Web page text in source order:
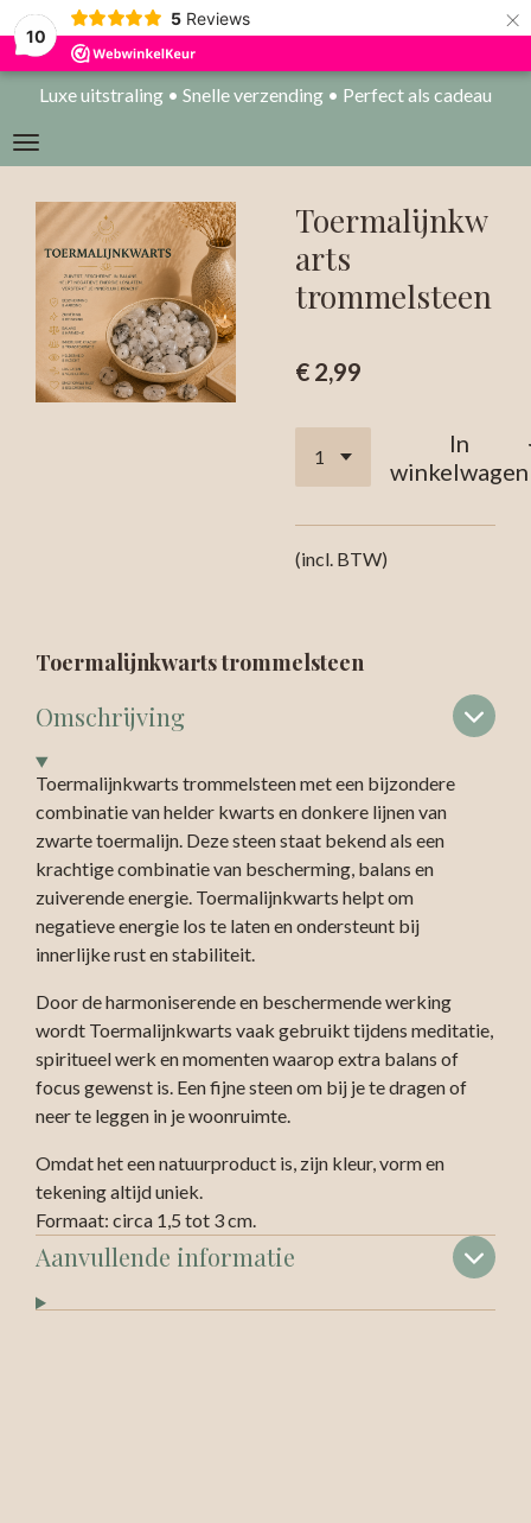
10
5 Reviews ×
Luxe uitstraling • Snelle verzending • Perfect als cadeau
Toermalijnkw
arts
trommelsteen
€ 2,99
In
winkelwagen
(incl. BTW)
Toermalijnkwarts trommelsteen
Omschrijving
Toermalijnkwarts trommelsteen met een bijzondere
combinatie van helder kwarts en donkere lijnen van
zwarte toermalijn. Deze steen staat bekend als een
krachtige combinatie van bescherming, balans en
zuiverende energie. Toermalijnkwarts helpt om
negatieve energie los te laten en ondersteunt bij
innerlijke rust en stabiliteit.
Door de harmoniserende en beschermende werking
wordt Toermalijnkwarts vaak gebruikt tijdens meditatie,
spiritueel werk en momenten waarop extra balans of
focus gewenst is. Een fijne steen om bij je te dragen of
neer te leggen in je woonruimte.
Omdat het een natuurproduct is, zijn kleur, vorm en
tekening altijd uniek.
Formaat: circa 1,5 tot 3 cm.
Aanvullende informatie